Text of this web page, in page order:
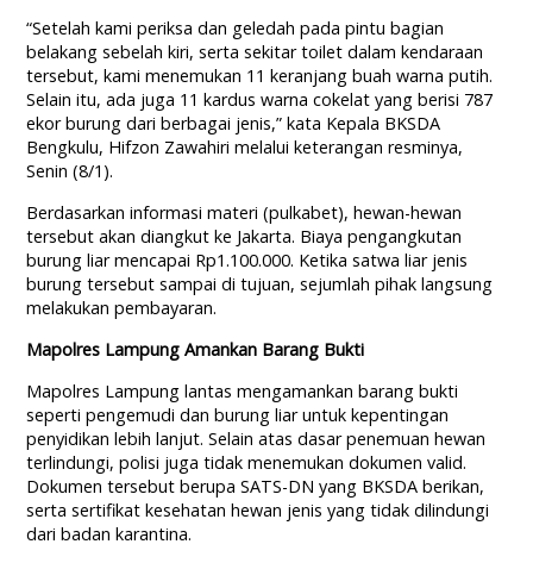
“Setelah kami periksa dan geledah pada pintu bagian
belakang sebelah kiri, serta sekitar toilet dalam kendaraan
tersebut, kami menemukan 11 keranjang buah warna putih.
Selain itu, ada juga 11 kardus warna cokelat yang berisi 787
ekor burung dari berbagai jenis,” kata Kepala BKSDA
Bengkulu, Hifzon Zawahiri melalui keterangan resminya,
Senin (8/1).
Berdasarkan informasi materi (pulkabet), hewan-hewan
tersebut akan diangkut ke Jakarta. Biaya pengangkutan
burung liarmencapai Rp1.100.000. Ketika satwa liar jenis
burung tersebut sampai di tujuan, sejumlah pihak langsung
melakukan pembayaran.
Mapolres Lampung Amankan Barang Bukti
Mapolres Lampung lantas mengamankanbarang bukti
seperti pengemudi dan burung liar untuk kepentingan
penyidikan lebih lanjut. Selain atas dasar penemuan hewan
terlindungi, polisi juga tidak menemukan dokumen valid.
Dokumen tersebut berupa SATS-DN yang BKSDA berikan,
serta sertifikat kesehatan hewan jenis yang tidak dilindungi
dari badan karantina.